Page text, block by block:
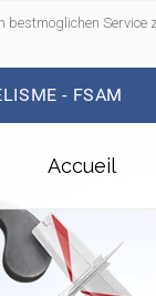
bestmöglichen
- FSAM
Accueil